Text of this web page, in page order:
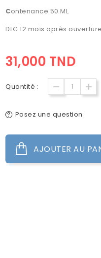
Contenance 50 ML
DLC 12 mois après
31,000 TND
Quantité :
Posez une question
AJOUTER AU